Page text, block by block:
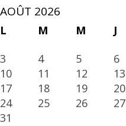
AOÛT 2026
L M M J
3
4 5 6
10
11 12 13
17
18 19 20
24
25 26 27
31